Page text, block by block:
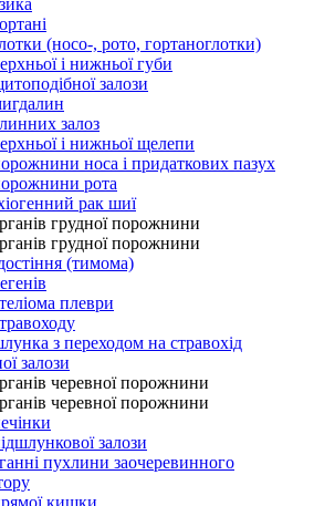
(носо-, рото, гортаноглотки)
і нижньої губи
залози
залоз
і нижньої щелепи
носа і придаткових пазух
рота
рак шиї
грудної порожнини
грудної порожнини
(тимома)
плеври
з переходом на стравохід
залози
черевної порожнини
черевної порожнини
залози
пухлини заочеревинного
кишки